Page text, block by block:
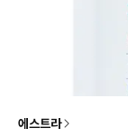
에스트라